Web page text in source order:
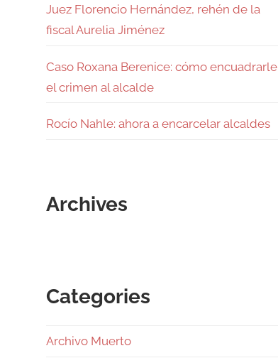
Juez Florencio Hernández, rehén de la
fiscal Aurelia Jiménez
Caso Roxana Berenice: cómo encuadrarle
el crimen al alcalde
Rocío Nahle: ahora a encarcelar alcaldes
Archives
Categories
Archivo Muerto